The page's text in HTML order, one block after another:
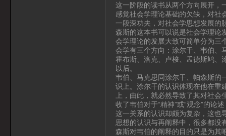
这一阶段的读书从两个方向展开，
感觉社会学理论基础的欠缺，对社
一段深功夫，对社会学思想发展的
森斯的这本书可以说是社会学理论
会学理论的发展大致可简单分为三
会学有三个方向：涂尔干、韦伯、
霍布斯、洛克、卢梭、孟德斯鸠、
以后。
韦伯、马克思同涂尔干、帕森斯的
识上。涂尔干的认识体现在他在重
上，由此，就必然导致了其对社
收了韦伯对于“精神”或“观念”的论
这一关系的认识却颇为复杂，这也
思想的认识与再阐释中，很多都没
森斯对韦伯的阐释的目的只是为其